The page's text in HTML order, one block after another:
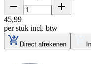
45,99
per stuk incl. btw
Direct afrekenen